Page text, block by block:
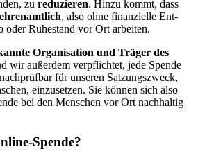
zu reduzieren. Hin­zu kommt, dass
ehren­amtlich, also ohne finanzielle Ent­
Ruhe­stand vor Ort arbeiten.
Organisation und Träger des
wir außerdem ver­pflichtet, jede Spende
für unseren Satzungs­zweck,
ein­zu­setzen. Sie können sich also
bei den Menschen vor Ort nach­haltig
Spende?